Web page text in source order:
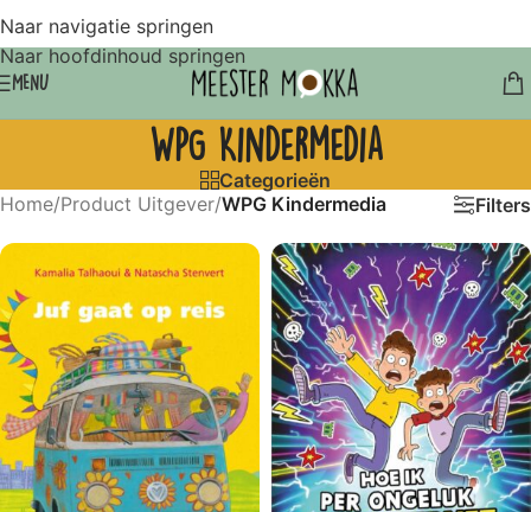
Naar navigatie springen
Naar hoofdinhoud springen
MENU
WPG Kindermedia
Categorieën
Home/Product Uitgever/WPG Kindermedia Filters